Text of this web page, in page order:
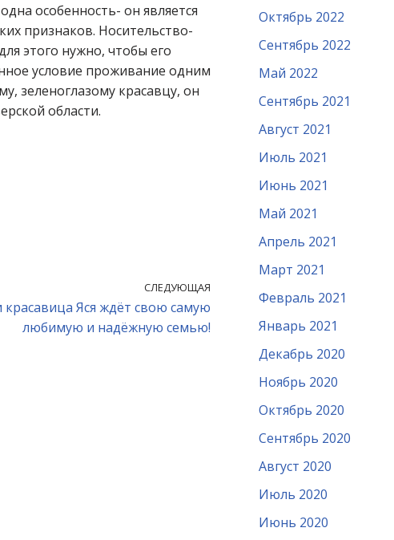
особенность- он является
признаков. Носительство-
этого нужно, чтобы его
условие проживание одним
зеленоглазому красавцу, он
области.
СЛЕДУЮЩАЯ
Яся ждёт свою самую
любимую и надёжную семью!
Октябрь 2022
Сентябрь 2022
Май 2022
Сентябрь 2021
Август 2021
Июль 2021
Июнь 2021
Май 2021
Апрель 2021
Март 2021
Февраль 2021
Январь 2021
Декабрь 2020
Ноябрь 2020
Октябрь 2020
Сентябрь 2020
Август 2020
Июль 2020
Июнь 2020